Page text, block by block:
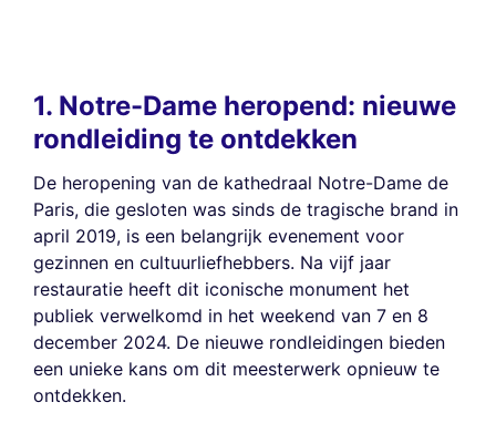
1. Notre-Dame heropend: nieuwe
rondleiding te ontdekken
De heropening van de kathedraal Notre-Dame de
Paris, die gesloten was sinds de tragische brand in
april 2019, is een belangrijk evenement voor
gezinnen en cultuurliefhebbers. Na vijf jaar
restauratie heeft dit iconische monument het
publiek verwelkomd in het weekend van 7 en 8
december 2024. De nieuwe rondleidingen bieden
een unieke kans om dit meesterwerk opnieuw te
ontdekken.